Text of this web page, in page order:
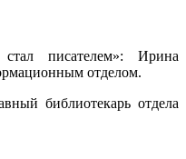
писателем»: Ирина
отделом.
библиотекарь отдела